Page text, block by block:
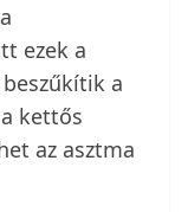
ezek a
a
kettős
az asztma